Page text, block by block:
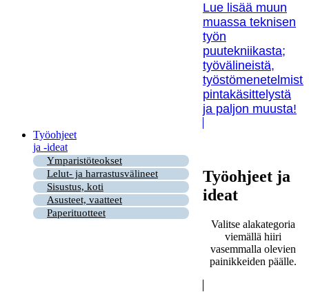
Lue lisää muun
muassa teknisen
työn
puutekniikasta;
työvälineistä,
pintakäsittelystä
ja paljon muusta!
Työohjeet
ja -ideat
Ymparistöteokset
Lelut- ja harrastusvälineet
Sisustus, koti
Asusteet, vaatteet
Paperituotteet
Työohjeet ja
ideat
Valitse alakategoria
viemällä hiiri
vasemmalla olevien
painikkeiden päälle.